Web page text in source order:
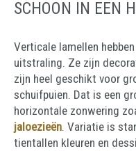
SCHOON IN EEN
Verticale lamellen
uitstraling. Ze zijn
zijn heel geschikt voor
schuifpuien. Dat is een
horizontale zonwering
jaloezieën. Variatie is
tientallen kleuren en